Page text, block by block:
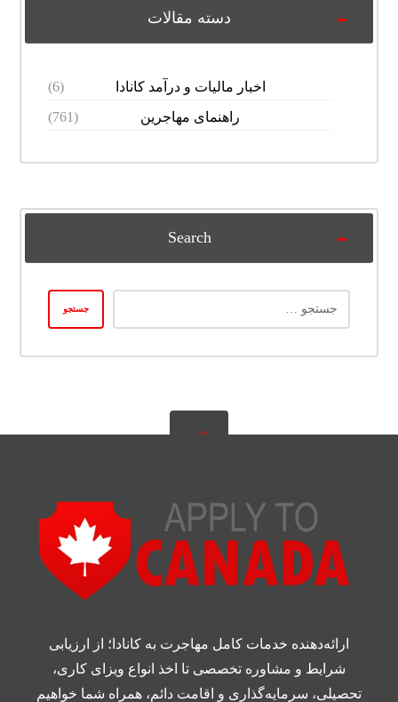
دسته مقالات
اخبار مالیات و درآمد کانادا
(6)
راهنمای مهاجرین
(761)
Search
ارائه‌دهنده خدمات کامل مهاجرت به کانادا؛ از ارزیابی
شرایط و مشاوره تخصصی تا اخذ انواع ویزای کاری،
تحصیلی، سرمایه‌گذاری و اقامت دائم، همراه شما خواهیم